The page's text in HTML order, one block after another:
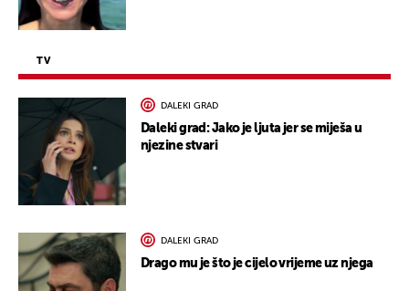
TV
DALEKI GRAD
Daleki grad: Jako je ljuta jer se miješa u
njezine stvari
DALEKI GRAD
Drago mu je što je cijelo vrijeme uz njega